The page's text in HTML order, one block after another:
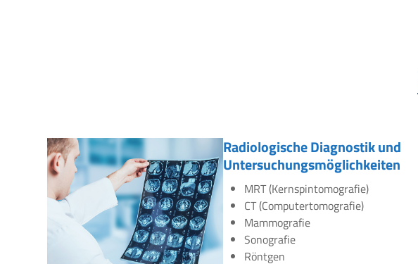
Radiologische Diagnostik und
Untersuchungsmöglichkeiten
MRT (Kernspintomografie)
CT (Computertomografie)
Mammografie
Sonografie
Röntgen